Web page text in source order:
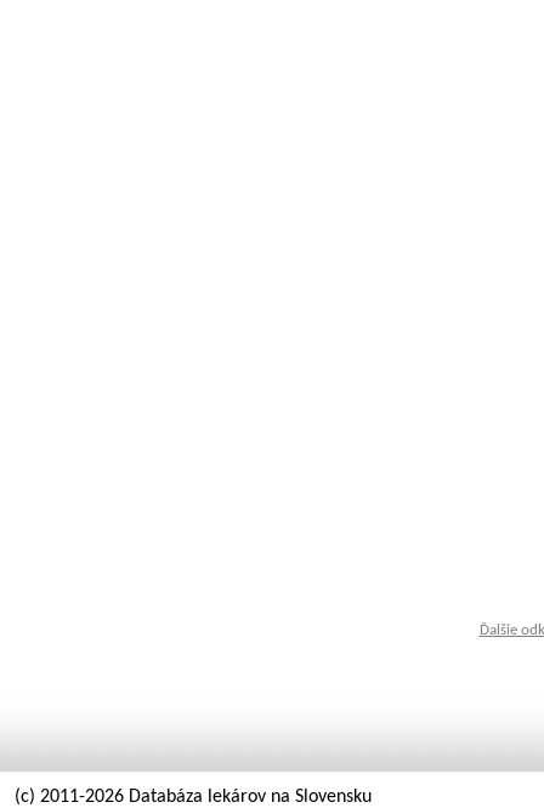
Ďalšie
(c) 2011-2026 Databáza lekárov na Slovensku